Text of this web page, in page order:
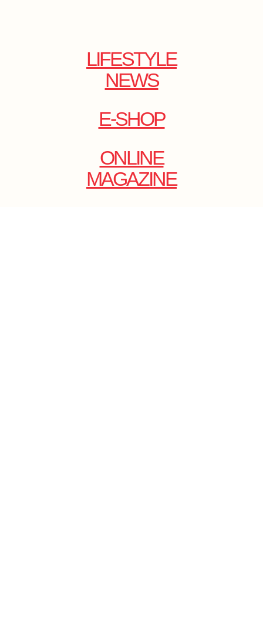
LIFESTYLE
NEWS
E-SHOP
ONLINE
MAGAZINE